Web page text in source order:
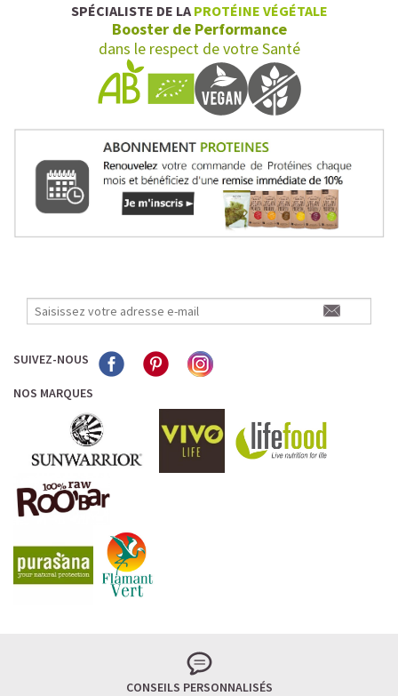
SPÉCIALISTE DE LA PROTÉINE VÉGÉTALE
Booster de Performance
dans le respect de votre Santé
SUIVEZ-NOUS
NOS MARQUES
CONSEILS PERSONNALISÉS